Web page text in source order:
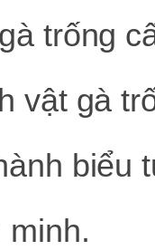
trống
vật gà
biểu
minh.